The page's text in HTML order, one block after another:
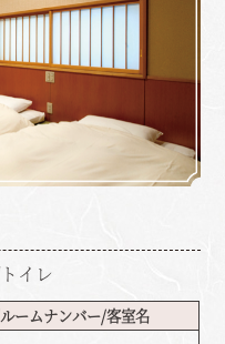
イレ
ームナンバー/客室名